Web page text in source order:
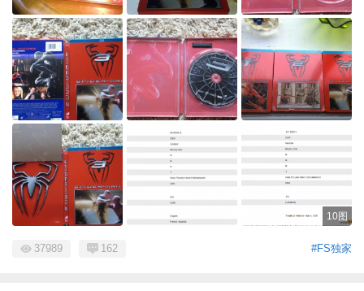
10图
#FS独家
37989 162